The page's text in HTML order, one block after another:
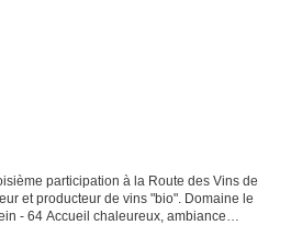
participation à la Route des Vins de
et producteur de vins "bio". Domaine le
- 64 Accueil chaleureux, ambiance